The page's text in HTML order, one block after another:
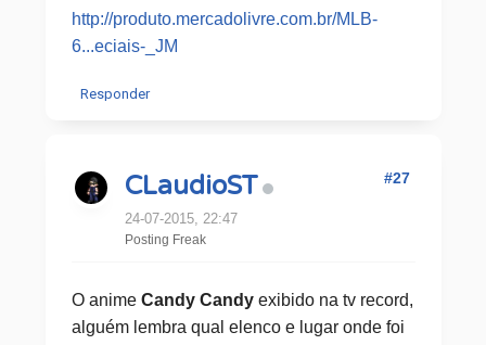
http://produto.mercadolivre.com.br/MLB-
6...eciais-_JM
Responder
CLaudioST
24-07-2015, 22:47
Posting Freak
#27
O anime Candy Candy exibido na tv record,
alguém lembra qual elenco e lugar onde foi